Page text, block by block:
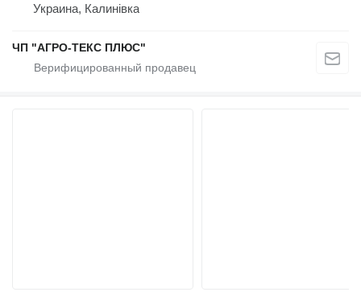
Украина, Калинівка
ЧП "АГРО-ТЕКС ПЛЮС"